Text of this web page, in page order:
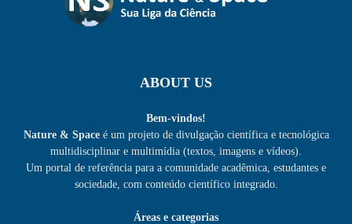
ABOUT US
Bem-vindos!
Nature & Spaceé um projeto de divulgação científica e tecnológica
multidisciplinar e multimídia (textos, imagens e vídeos).
Um portal de referência para a comunidade acadêmica, estudantes e
sociedade, com conteúdo científico integrado.
Áreas e categorias